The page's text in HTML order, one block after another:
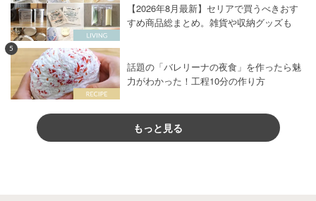
【2026年8月最新】セリアで買うべきおす
すめ商品総まとめ。雑貨や収納グッズも
5
話題の「バレリーナの夜食」を作ったら魅
力がわかった！工程10分の作り方
もっと見る